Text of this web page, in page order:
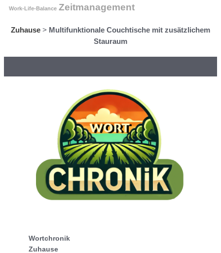
Work-Life-Balance Zeitmanagement
Zuhause > Multifunktionale Couchtische mit zusätzlichem
Stauraum
Wortchronik
Zuhause